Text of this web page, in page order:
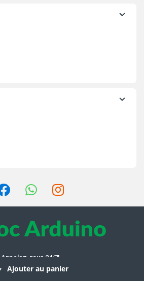
Ajouter au panier
Appelez-nous 24/7!
0608209330